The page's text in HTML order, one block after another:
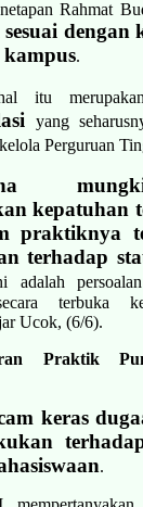
Rahmat
dengan
.
itu
yang
Perguruan
kepatuhan
praktiknya
terhadap
adalah
terbuka
Ucok, (6/6).
Praktik
keras
.